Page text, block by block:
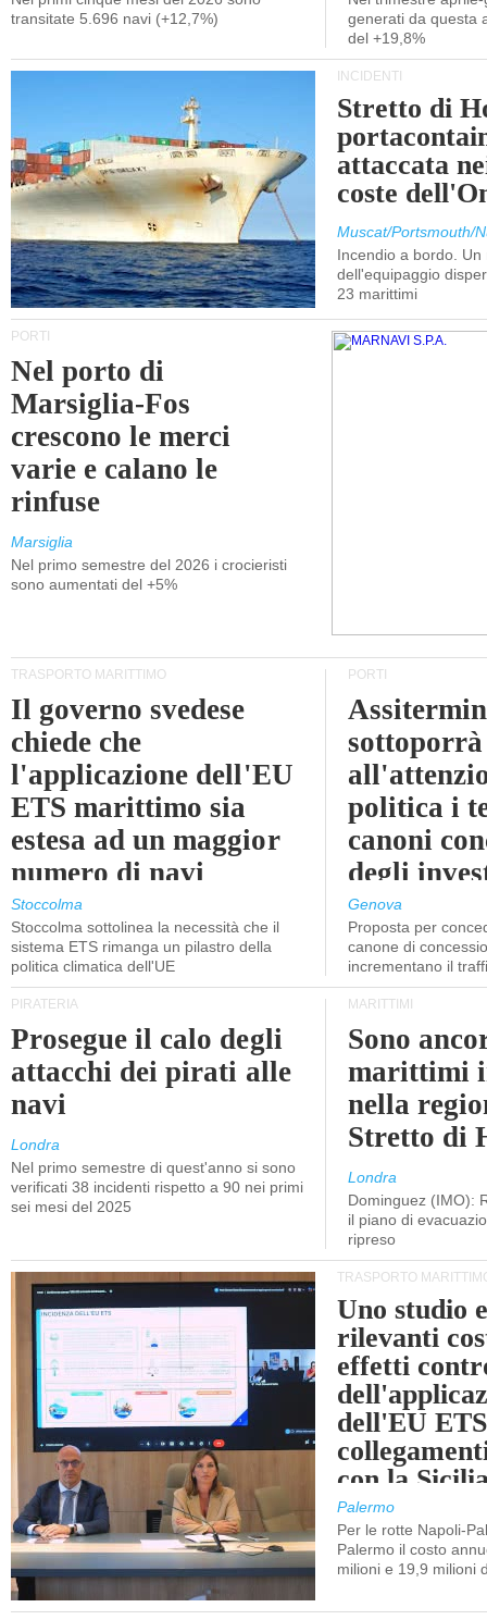
transitate 5.696 navi (+12,7%)
generati da questa
del +19,8%
INCIDENTI
Stretto di
attaccata
coste
Muscat/Portsmouth/
Incendio a bordo. Un
dell'equipaggio
23 marittimi
PORTI
Nel porto di
Marsiglia-Fos
crescono le merci
varie e calano le
rinfuse
Marsiglia
Nel primo semestre del 2026 i crocieristi
sono aumentati del +5%
TRASPORTO MARITTIMO
Il governo svedese
chiede che
l'applicazione dell'EU
ETS marittimo sia
estesa ad un maggior
numero di navi
Stoccolma
Stoccolma sottolinea la necessità che il
sistema ETS rimanga un pilastro della
politica climatica dell'UE
PORTI
sottoporrà
politica i
canoni
degli
Genova
Proposta per
canone di
incrementano il
PIRATERIA
Prosegue il calo degli
attacchi dei pirati alle
navi
Londra
Nel primo semestre di quest'anno si sono
verificati 38 incidenti rispetto a 90 nei primi
sei mesi del 2025
MARITTIMI
Sono
marittimi
nella
Stretto di
Londra
Dominguez (IMO):
il piano di
ripreso
TRASPORTO
Uno studio
rilevanti
effetti
dell'EU
con la
Palermo
Per le rotte Napoli-
Palermo il costo
milioni e 19,9 milioni